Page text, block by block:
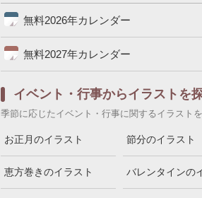
無料2026年カレンダー
無料2027年カレンダー
イベント・行事からイラストを
季節に応じたイベント・行事に関するイラスト
お正月のイラスト 節分のイラスト
恵方巻きのイラスト バレンタインの